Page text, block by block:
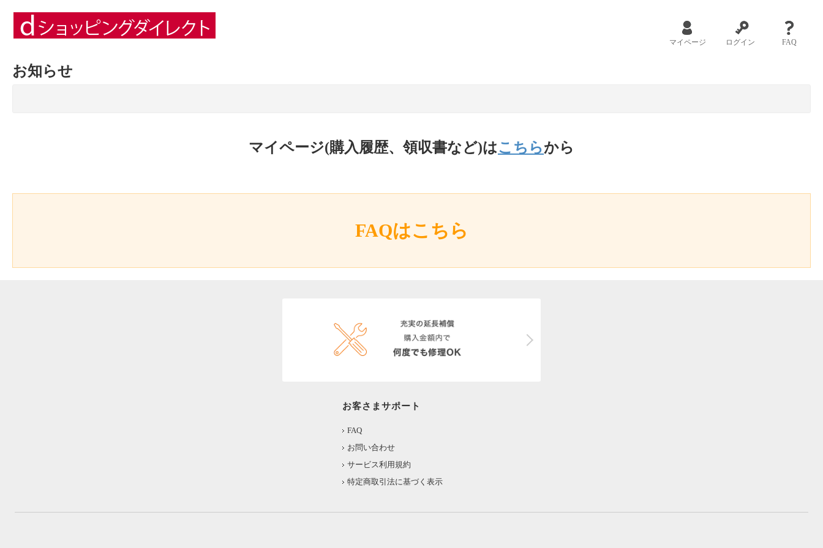
マイページ ログイン FAQ
お知らせ
マイページ(購入履歴、領収書など)はこちらから
FAQはこちら
お客さまサポート
FAQ
お問い合わせ
サービス利用規約
特定商取引法に基づく表示